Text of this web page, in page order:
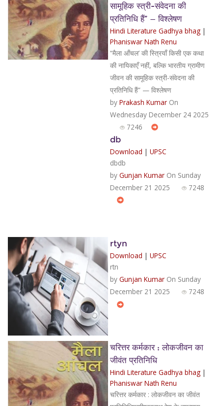
सामूहिक स्त्री-संवेदना की
प्रतिनिधि हैं” — विश्लेषण
Hindi Literature Gadhya bhag|
Phaniswar Nath Renu
“मैला आँचल’ की स्त्रियाँ किसी एक कथा
की नायिकाएँ नहीं, बल्कि भारतीय ग्रामीण
जीवन की सामूहिक स्त्री-संवेदना की
प्रतिनिधि हैं” — विश्लेषण
by Prakash KumarOn
Wednesday December 24 2025
7246
db
Download | UPSC
dbdb
by Gunjan KumarOn Sunday
December 21 2025
7248
rtyn
Download | UPSC
rtn
by Gunjan KumarOn Sunday
December 21 2025
7248
चरित्तर कर्मकार : लोकजीवन का
जीवंत प्रतिनिधि
Hindi Literature Gadhya bhag|
Phaniswar Nath Renu
चरित्तर कर्मकार : लोकजीवन का जीवंत